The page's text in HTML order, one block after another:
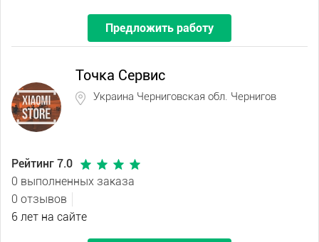
Предложить работу
Точка Сервис
Украина Черниговская обл. Чернигов
Рейтинг 7.0
0 выполненных заказа
0 отзывов
6 лет на сайте